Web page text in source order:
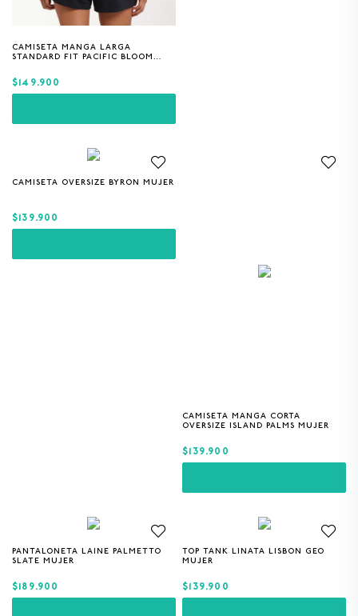
CAMISETA MANGA LARGA
STANDARD FIT PACIFIC BLOOM
XS S L
$149.900
CAMISETA OVERSIZE BYRON MUJER
XS S L
$139.900
CAMISETA MANGA CORTA
OVERSIZE ISLAND PALMS MUJER
XS S M L
$139.900
PANTALONETA LAINE PALMETTO
SLATE MUJER
XS S M
$189.900
TOP TANK LINATA LISBON GEO
MUJER
XS S M L
$139.900